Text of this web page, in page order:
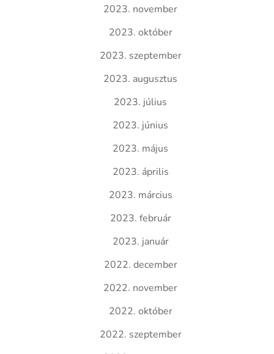
2023. november
2023. október
2023. szeptember
2023. augusztus
2023. július
2023. június
2023. május
2023. április
2023. március
2023. február
2023. január
2022. december
2022. november
2022. október
2022. szeptember